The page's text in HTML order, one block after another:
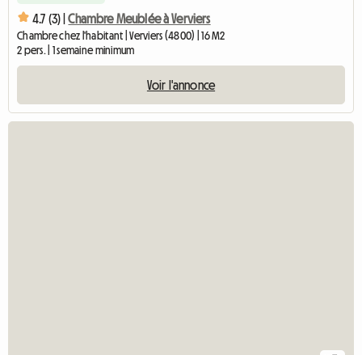
4.7 (3) | Chambre Meublée à Verviers
Chambre chez l'habitant | Verviers (4800) | 16 M2
2 pers. | 1 semaine minimum
Voir l'annonce